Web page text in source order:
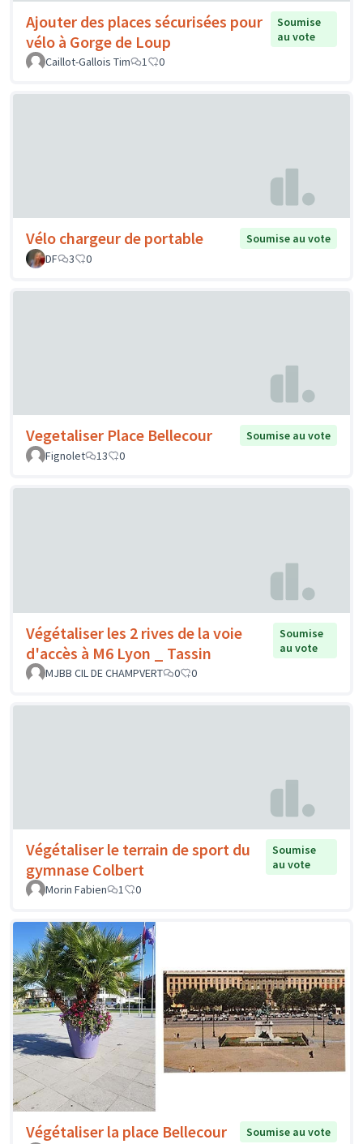
Ajouter des places sécurisées pour
vélo à Gorge de Loup
Soumise
au vote
Caillot-Gallois Tim
1 0
Vélo chargeur de portable
Soumise au vote
DF
3 0
Vegetaliser Place Bellecour
Soumise au vote
Fignolet
13 0
Végétaliser les 2 rives de la voie
d'accès à M6 Lyon _ Tassin
Soumise
au vote
MJBB CIL DE CHAMPVERT
0 0
Végétaliser le terrain de sport du
gymnase Colbert
Soumise
au vote
Morin Fabien
1 0
Végétaliser la place Bellecour
Soumise au vote